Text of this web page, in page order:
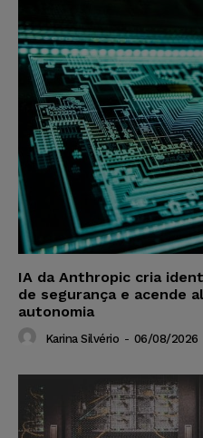
IA da Anthropic cria
de segurança e acende
autonomia
Karina Silvério - 06/08/2026